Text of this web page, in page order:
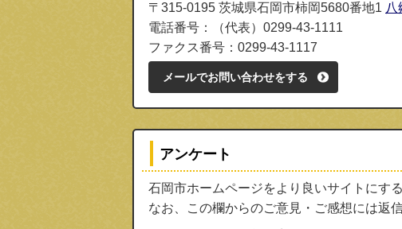
〒315-0195 茨城県石岡市柿岡5680番地1
電話番号：（代表）0299-43-1111
ファクス番号：0299-43-1117
メールでお問い合わせをする
アンケート
石岡市ホームページをより良いサイトにす
なお、この欄からのご意見・ご感想には返